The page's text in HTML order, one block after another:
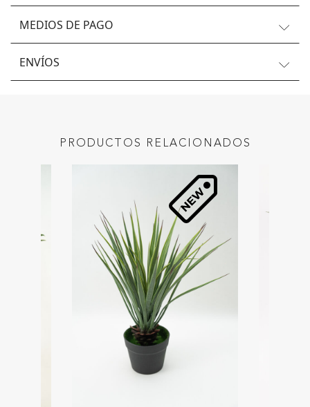
MEDIOS DE PAGO
ENVÍOS
PRODUCTOS RELACIONADOS